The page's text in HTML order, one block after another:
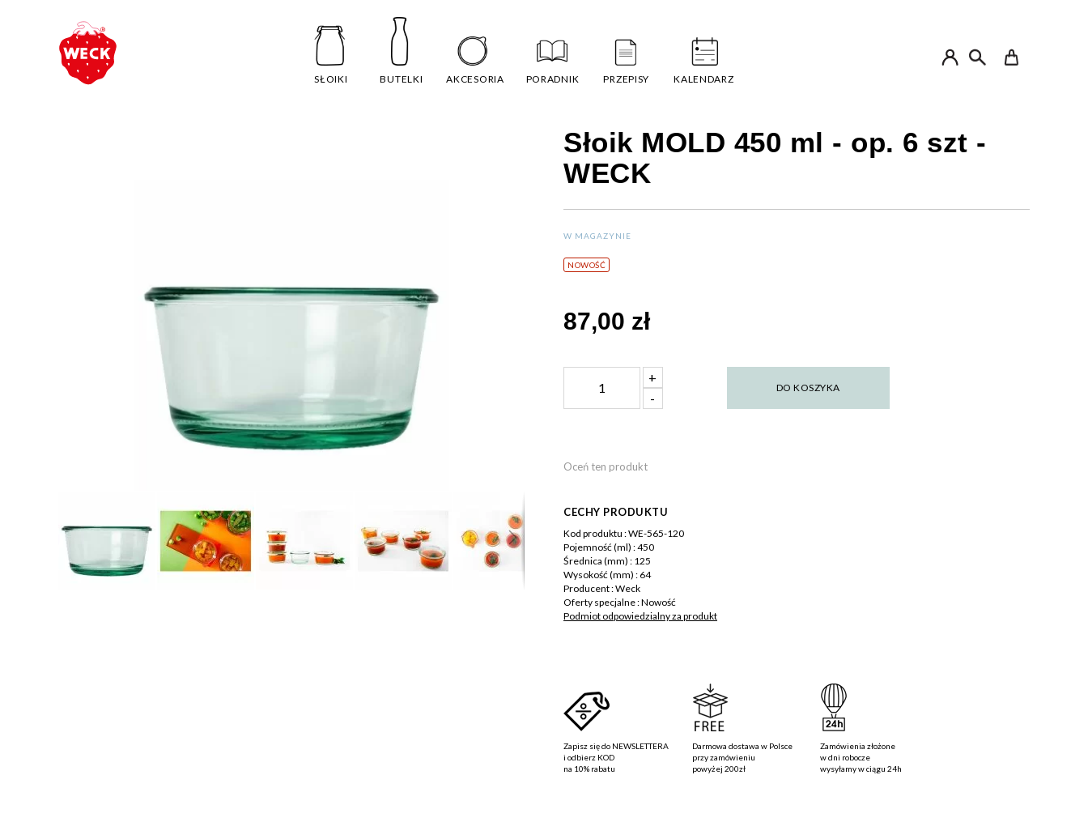
SŁOIKI BUTELKI AKCESORIA PORADNIK PRZEPISY KALENDARZ
Słoik MOLD 450 ml - op. 6 szt -
WECK
W MAGAZYNIE
NOWOŚĆ
87,00 zł
+
-
DO KOSZYKA
Oceń ten produkt
CECHY PRODUKTU
Więcej
informacji
Kod produktu :WE-565-120
Pojemność (ml) :450
Średnica (mm) : 125
Wysokość (mm) : 64
Producent :Weck
Oferty specjalne :Nowość
Podmiot odpowiedzialny za produkt
Zapisz się do NEWSLETTERA
i odbierz KOD
na 10% rabatu
Darmowa dostawa w Polsce
przy zamówieniu
powyżej 200zł
Zamówienia złożone
w dni robocze
wysyłamy w ciągu24h